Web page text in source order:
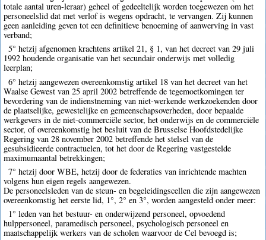
totale aantal uren-leraar) geheel of gedeeltelijk worden toegewezen om het
personeelslid dat met verlof is wegens opdracht, te vervangen. Zij kunnen
geen aanleiding geven tot een definitieve benoeming of aanwerving in vast
verband;
5° hetzij afgenomen krachtens artikel 21, § 1, van het decreet van 29 juli
1992 houdende organisatie van het secundair onderwijs met volledig
leerplan;
6° hetzij aangewezen overeenkomstig artikel 18 van het decreet van het
Waalse Gewest van 25 april 2002 betreffende de tegemoetkomingen ter
bevordering van de indienstneming van niet-werkende werkzoekenden door
de plaatselijke, gewestelijke en gemeenschapsoverheden, door bepaalde
werkgevers in de niet-commerciële sector, het onderwijs en de commerciële
sector, of overeenkomstig het besluit van de Brusselse Hoofdstedelijke
Regering van 28 november 2002 betreffende het stelsel van de
gesubsidieerde contractuelen, tot het door de Regering vastgestelde
maximumaantal betrekkingen;
7° hetzij door WBE, hetzij door de federaties van inrichtende machten
volgens hun eigen regels aangewezen.
De personeelsleden van de steun- en begeleidingscellen die zijn aangewezen
overeenkomstig het eerste lid, 1°, 2° en 3°, worden aangesteld onder meer:
1° leden van het bestuur- en onderwijzend personeel, opvoedend
hulppersoneel, paramedisch personeel, psychologisch personeel en
maatschappelijk werkers van de scholen waarvoor de Cel bevoegd is;